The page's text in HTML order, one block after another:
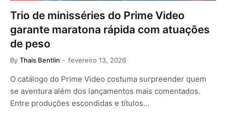
Trio de minisséries do Prime Video
garante maratona rápida com atuações
de peso
By Thais Bentlin fevereiro 13, 2026
O catálogo do Prime Video costuma surpreender quem
se aventura além dos lançamentos mais comentados.
Entre produções escondidas e títulos…